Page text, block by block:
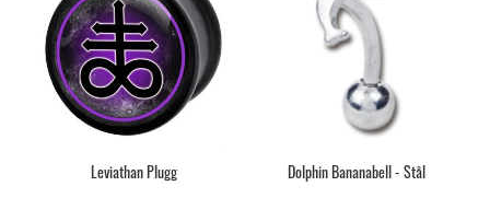
Leviathan Plugg Dolphin Bananabell - Stål